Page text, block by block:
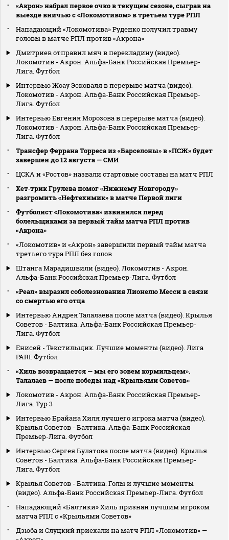
«Акрон» набрал первое очко в текущем сезоне, сыграв на
выезде вничью с «Локомотивом» в третьем туре РПЛ
Нападающий «Локомотива» Руденко получил травму
головы в матче РПЛ против «Акрона»
Дмитриев отправил мяч в перекладину (видео).
Локомотив - Акрон. Альфа-Банк Российская Премьер-
Лига. Футбол
Интервью Жоау Эсковаля в перерыве матча (видео).
Локомотив - Акрон. Альфа-Банк Российская Премьер-
Лига. Футбол
Интервью Евгения Морозова в перерыве матча (видео).
Локомотив - Акрон. Альфа-Банк Российская Премьер-
Лига. Футбол
Трансфер Феррана Торреса из «Барселоны» в «ПСЖ» будет
завершен до 12 августа — СМИ
ЦСКА и «Ростов» назвали стартовые составы на матч РПЛ
Хет‑трик Грулева помог «Нижнему Новгороду»
разгромить «Нефтехимик» в матче Первой лиги
Футболист «Локомотива» извинился перед
болельщиками за первый тайм матча РПЛ против
«Акрона»
«Локомотив» и «Акрон» завершили первый тайм матча
третьего тура РПЛ без голов
Штанга Марадишвили (видео). Локомотив - Акрон.
Альфа-Банк Российская Премьер-Лига. Футбол
«Реал» выразил соболезнования Лионелю Месси в связи
со смертью его отца
Интервью Андрея Талалаева после матча (видео). Крылья
Советов - Балтика. Альфа-Банк Российская Премьер-
Лига. Футбол
Енисей - Текстильщик. Лучшие моменты (видео). Лига
PARI. Футбол
«Хиль возвращается — мы его зовем кормильцем».
Талалаев — после победы над «Крыльями Советов»
Локомотив - Акрон. Альфа-Банк Российская Премьер-
Лига. Тур 3
Интервью Брайана Хиля лучшего игрока матча (видео).
Крылья Советов - Балтика. Альфа-Банк Российская
Премьер-Лига. Футбол
Интервью Сергея Булатова после матча (видео). Крылья
Советов - Балтика. Альфа-Банк Российская Премьер-
Лига. Футбол
Крылья Советов - Балтика. Голы и лучшие моменты
(видео). Альфа-Банк Российская Премьер-Лига. Футбол
Нападающий «Балтики» Хиль признан лучшим игроком
матча РПЛ с «Крыльями Советов»
Дзюба и Слуцкий приехали на матч РПЛ «Локомотив» —